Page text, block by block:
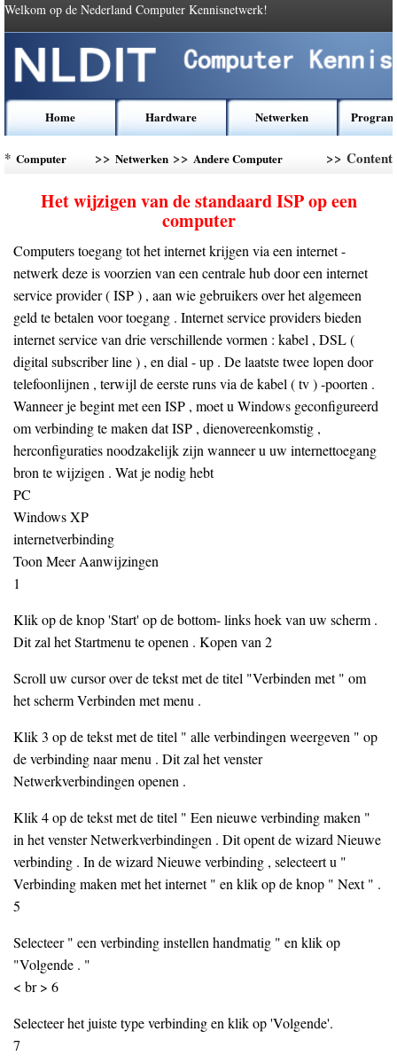
Welkom op de Nederland Computer Kennisnetwerk!
Home Hardware Netwerken
* Computer
>>Netwerken >>Andere Computer
>> Content
Het wijzigen van de standaard ISP op een
computer
Computers toegang tot het internet krijgen via een internet -
netwerk deze is voorzien van een centrale hub door een internet
service provider ( ISP ) , aan wie gebruikers over het algemeen
geld te betalen voor toegang . Internet service providers bieden
internet service van drie verschillende vormen : kabel , DSL (
digital subscriber line ) , en dial - up . De laatste twee lopen door
telefoonlijnen , terwijl de eerste runs via de kabel ( tv ) -poorten .
Wanneer je begint met een ISP , moet u Windows geconfigureerd
om verbinding te maken dat ISP , dienovereenkomstig ,
herconfiguraties noodzakelijk zijn wanneer u uw internettoegang
bron te wijzigen . Wat je nodig hebt
PC
Windows XP
internetverbinding
Toon Meer Aanwijzingen
1
Klik op de knop 'Start' op de bottom- links hoek van uw scherm .
Dit zal het Startmenu te openen . Kopen van 2
Scroll uw cursor over de tekst met de titel "Verbinden met " om
het scherm Verbinden met menu .
Klik 3 op de tekst met de titel " alle verbindingen weergeven " op
de verbinding naar menu . Dit zal het venster
Netwerkverbindingen openen .
Klik 4 op de tekst met de titel " Een nieuwe verbinding maken "
in het venster Netwerkverbindingen . Dit opent de wizard Nieuwe
verbinding . In de wizard Nieuwe verbinding , selecteert u "
Verbinding maken met het internet " en klik op de knop " Next " .
5
Selecteer " een verbinding instellen handmatig " en klik op
"Volgende . "
< br > 6
Selecteer het juiste type verbinding en klik op 'Volgende'.
7